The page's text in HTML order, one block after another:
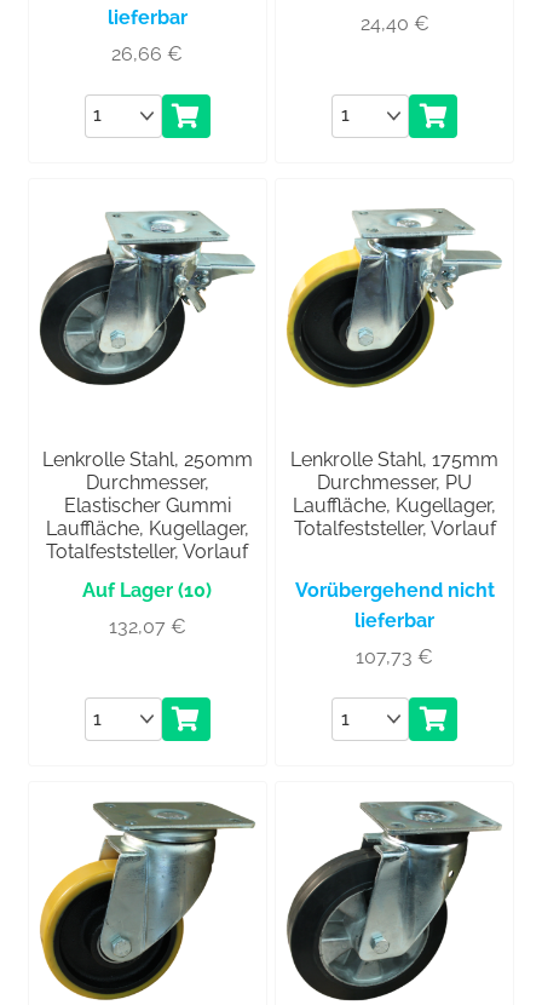
lieferbar
26,66€
Anzahl
24,40 €
Anzahl
Lenkrolle Stahl, 250mm
Durchmesser,
Elastischer Gummi
Lauffläche, Kugellager,
Totalfeststeller, Vorlauf
(10)
132,07 €
Anzahl
Lenkrolle Stahl, 175mm
Durchmesser, PU
Lauffläche, Kugellager,
Totalfeststeller, Vorlauf
Vorübergehend nicht
lieferbar
107,73€
Anzahl